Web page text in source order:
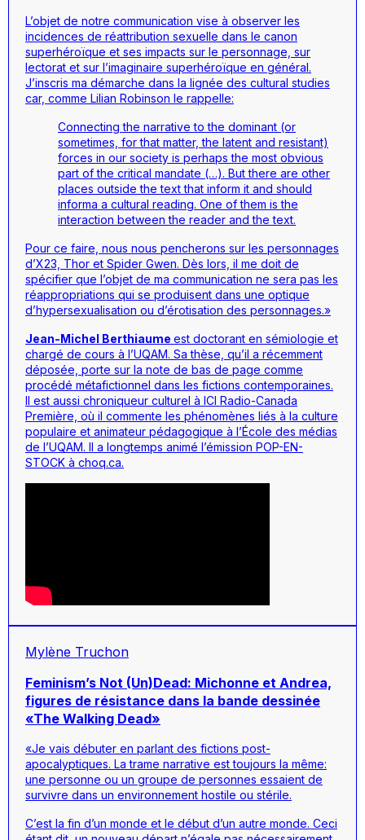
L’objet de notre communication vise à observer les
incidences de réattribution sexuelle dans le canon
superhéroïque et ses impacts sur le personnage, sur
lectorat et sur l’imaginaire superhéroïque en général.
J’inscris ma démarche dans la lignée des cultural studies
car, comme Lilian Robinson le rappelle:
Connecting the narrative to the dominant (or
sometimes, for that matter, the latent and resistant)
forces in our society is perhaps the most obvious
part of the critical mandate (…). But there are other
places outside the text that inform it and should
informa a cultural reading. One of them is the
interaction between the reader and the text.
Pour ce faire, nous nous pencherons sur les personnages
d’X23, Thor et Spider Gwen. Dès lors, il me doit de
spécifier que l’objet de ma communication ne sera pas les
réappropriations qui se produisent dans une optique
d’hypersexualisation ou d’érotisation des personnages.»
Jean-Michel Berthiaume est doctorant en sémiologie et
chargé de cours à l’UQAM. Sa thèse, qu’il a récemment
déposée, porte sur la note de bas de page comme
procédé métafictionnel dans les fictions contemporaines.
Il est aussi chroniqueur culturel à ICI Radio-Canada
Première, où il commente les phénomènes liés à la culture
populaire et animateur pédagogique à l’École des médias
de l’UQAM. Il a longtemps animé l’émission POP-EN-
STOCK à choq.ca.
Mylène Truchon
Feminism’s Not (Un)Dead: Michonne et Andrea,
figures de résistance dans la bande dessinée
«The Walking Dead»
«Je vais débuter en parlant des fictions post-
apocalyptiques. La trame narrative est toujours la même:
une personne ou un groupe de personnes essaient de
survivre dans un environnement hostile ou stérile.
C’est la fin d’un monde et le début d’un autre monde. Ceci